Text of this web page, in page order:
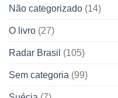
Não categorizado (14)
O livro (27)
Radar Brasil (105)
Sem categoria (99)